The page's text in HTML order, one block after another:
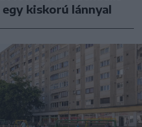
kiskorú lánnyal